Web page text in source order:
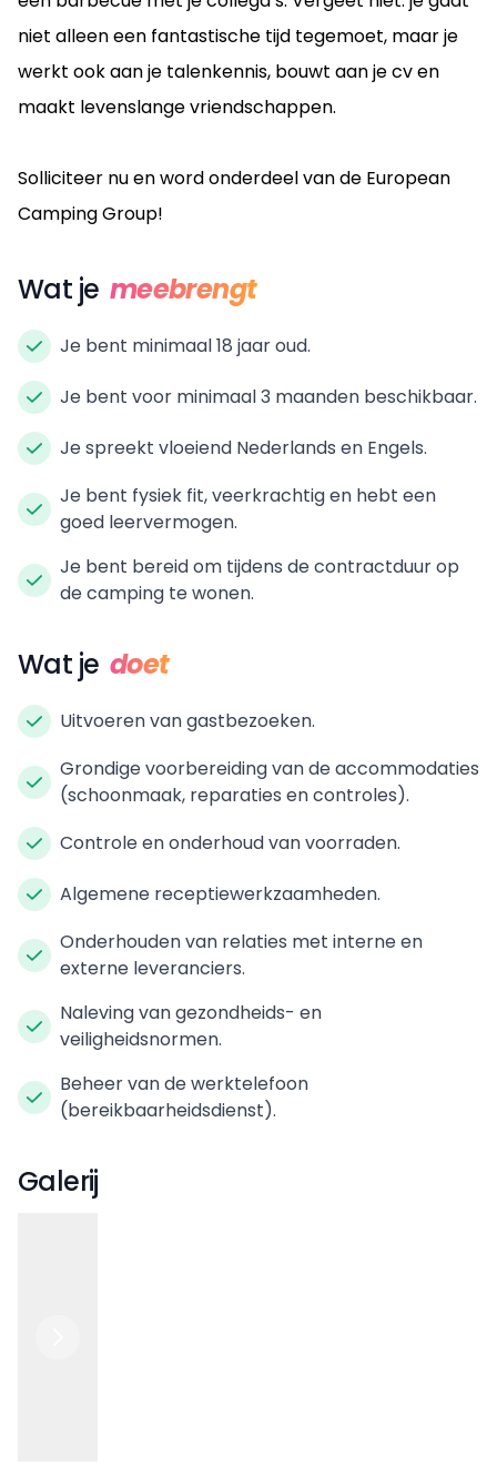
niet alleen een fantastische tijd tegemoet, maar je
werkt ook aan je talenkennis, bouwt aan je cv en
maakt levenslange vriendschappen.
Solliciteer nu en word onderdeel van de European
Camping Group!
Wat je meebrengt
Je bent minimaal 18 jaar oud.
Je bent voor minimaal 3 maanden beschikbaar.
Je spreekt vloeiend Nederlands en Engels.
Je bent fysiek fit, veerkrachtig en hebt een
goed leervermogen.
Je bent bereid om tijdens de contractduur op
de camping te wonen.
Wat je doet
Uitvoeren van gastbezoeken.
Grondige voorbereiding van de accommodaties
(schoonmaak, reparaties en controles).
Controle en onderhoud van voorraden.
Algemene receptiewerkzaamheden.
Onderhouden van relaties met interne en
externe leveranciers.
Naleving van gezondheids- en
veiligheidsnormen.
Beheer van de werktelefoon
(bereikbaarheidsdienst).
Galerij